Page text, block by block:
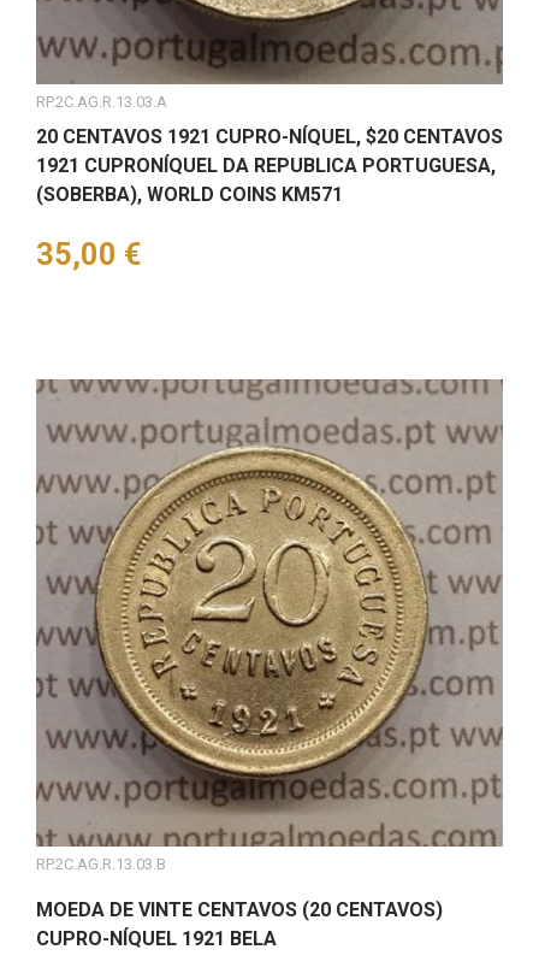
RP.2C.AG.R.13.03.A
20 CENTAVOS 1921 CUPRO-NÍQUEL, $20 CENTAVOS
1921 CUPRONÍQUEL DA REPUBLICA PORTUGUESA,
(SOBERBA), WORLD COINS KM571
Preço
35,00 €
RP.2C.AG.R.13.03.B
MOEDA DE VINTE CENTAVOS (20 CENTAVOS)
CUPRO-NÍQUEL 1921 BELA